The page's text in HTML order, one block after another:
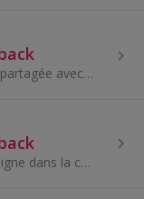
Nocibé prône une beauté partagée avec toutes et tous. Pour eux, chacun doit pouvoir vivre sa beauté avec plaisir et la partager. La beauté est repr...
Le plus grand vendeur en ligne dans la catégorie beauté et santé en Europe. Sur le marché depuis 2004 et présents dans plus de 28 pays. À l’heure a...